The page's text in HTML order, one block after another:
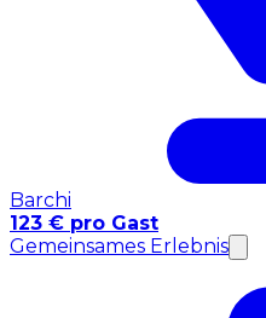
Barchi
123 € pro Gast
Gemeinsames Erlebnis